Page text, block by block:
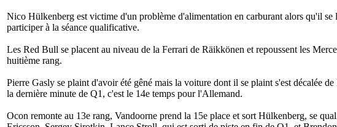
Nico Hülkenberg est victime d'un problème d'alimentation en carburant alors qu'il se
participer à la séance qualificative.
Les Red Bull se placent au niveau de la Ferrari de Räikkönen et repoussent les
huitième rang.
Pierre Gasly se plaint d'avoir été gêné mais la voiture dont il se plaint s'est décalée
la dernière minute de Q1, c'est le 14e temps pour l'Allemand.
Ocon remonte au 13e rang, Vandoorne prend la 15e place et sort Hülkenberg, se